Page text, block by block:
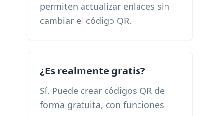
permiten actualizar enlaces sin
cambiar el código QR.
¿Es realmente gratis?
Sí. Puede crear códigos QR de
forma gratuita, con funciones